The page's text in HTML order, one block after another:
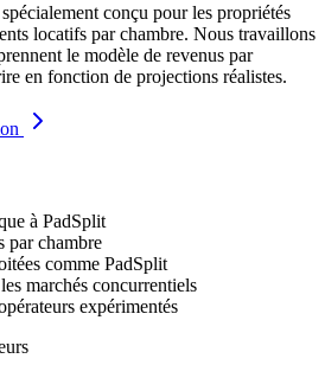
conçu pour les propriétés
locatifs par chambre. Nous travaillons
le modèle de revenus par
en fonction de projections réalistes.
à PadSplit
par chambre
comme PadSplit
marchés concurrentiels
expérimentés